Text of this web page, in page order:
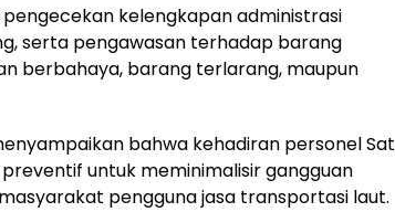
kelengkapan administrasi
serta pengawasan terhadap barang
berbahaya, barang terlarang, maupun
bahwa kehadiran personel Sat
untuk meminimalisir gangguan
pengguna jasa transportasi laut.